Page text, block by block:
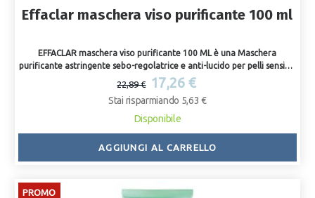
Effaclar maschera viso purificante 100 ml
EFFACLAR maschera viso purificante 100 ML è una Maschera
purificante astringente sebo-regolatrice e anti-lucido per pelli sensibili
e grasse a tendenza acneica. La pelle così è immediatamente più
luminosa e purificata, ed i pori sono ristretti. La pelle è opacizzata e
meno lucida più a lungo.
22,89 € 17,26 €
Stai risparmiando 5,63 €
Disponibile
AGGIUNGI AL CARRELLO
PROMO